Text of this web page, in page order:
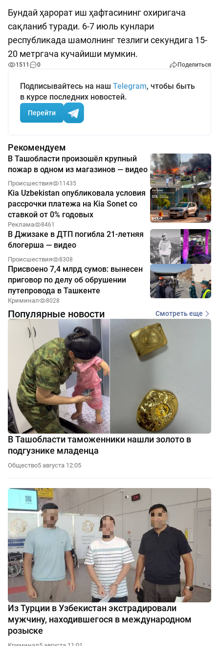
Бундай ҳарорат иш ҳафтасининг охиригача
сақланиб туради. 6-7 июль кунлари
республикада шамолнинг тезлиги секундига 15-
20 метргача кучайиши мумкин.
1511 0 Поделиться
Подписывайтесь на наш Telegram, чтобы быть
в курсе последних новостей.
Перейти
Рекомендуем
В Ташобласти произошёл крупный
пожар в одном из магазинов — видео
Происшествия 11435
Kia Uzbekistan опубликовала условия
рассрочки платежа на Kia Sonet со
ставкой от 0% годовых
Реклама 8461
В Джизаке в ДТП погибла 21-летняя
блогерша — видео
Происшествия 8308
Присвоено 7,4 млрд сумов: вынесен
приговор по делу об обрушении
путепровода в Ташкенте
Криминал 8028
Популярные новости Смотреть еще
В Ташобласти таможенники нашли золото в
подгузнике младенца
Общество5 августа 12:05
Из Турции в Узбекистан экстрадировали
мужчину, находившегося в международном
розыске